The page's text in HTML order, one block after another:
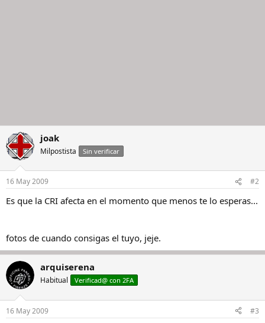
joak
Milpostista Sin verificar
16 May 2009 #2
Es que la CRI afecta en el momento que menos te lo esperas...
fotos de cuando consigas el tuyo, jeje.
arquiserena
Habitual Verificad@ con 2FA
16 May 2009 #3